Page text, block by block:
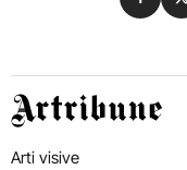
Artribune
Arti visive